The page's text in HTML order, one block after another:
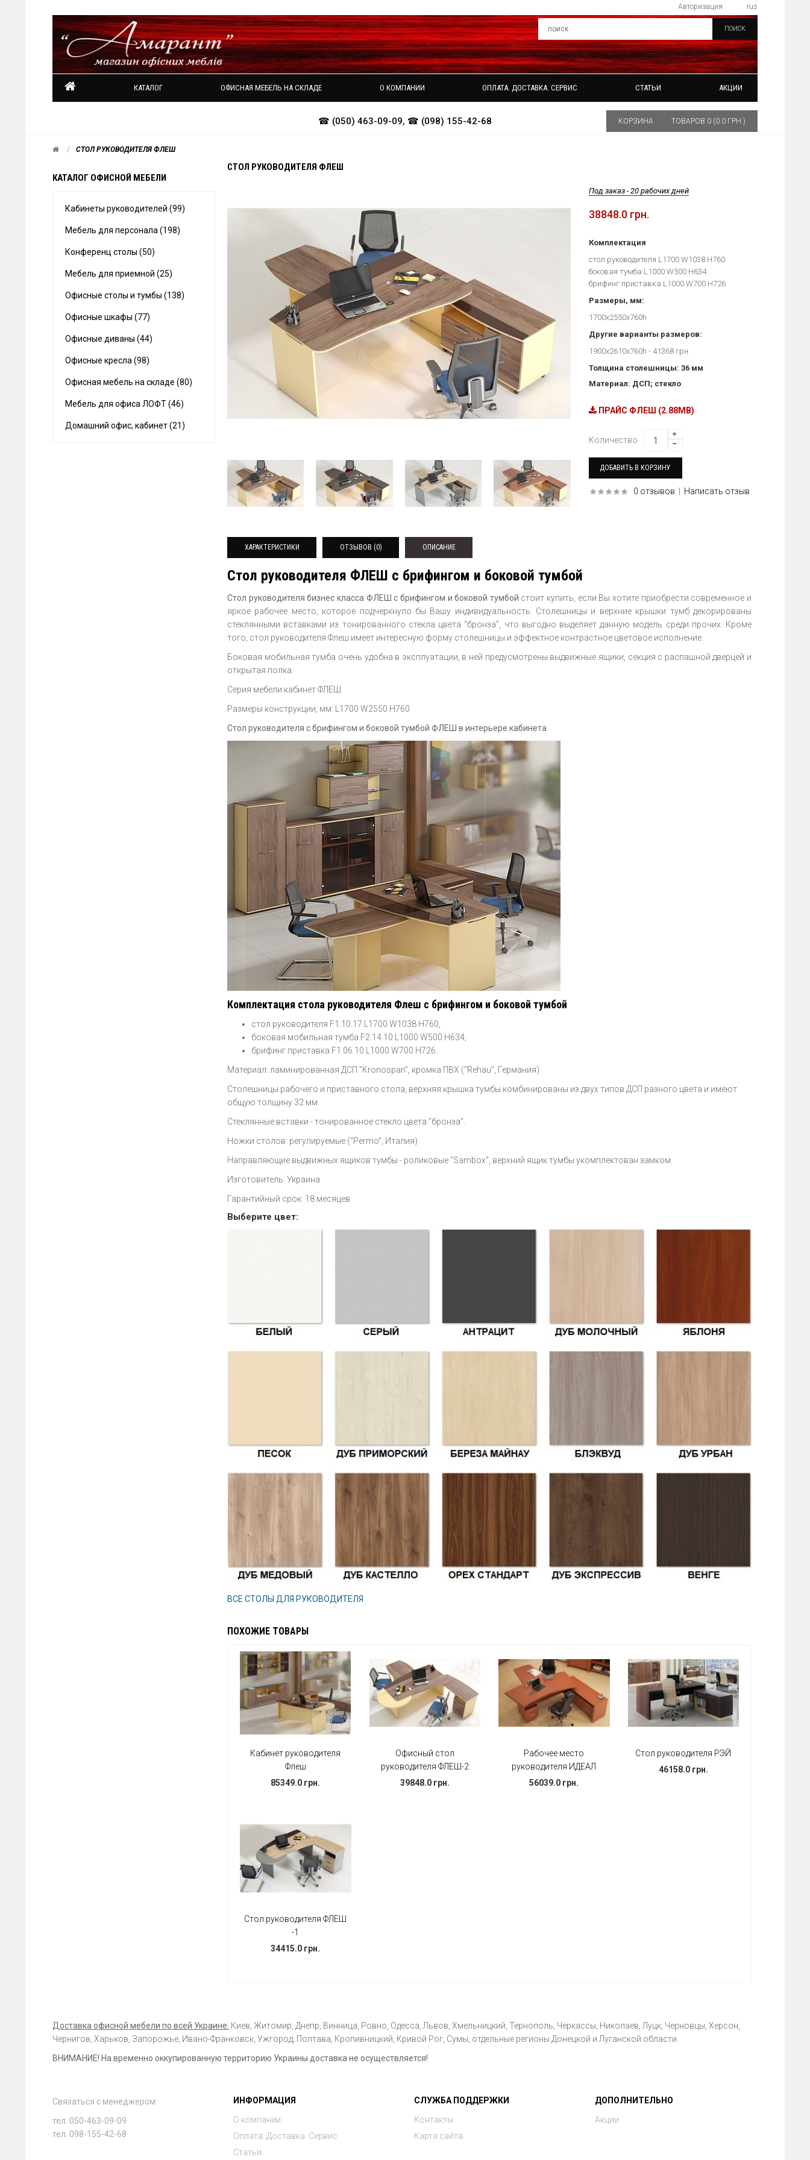
rus
Авторизация
ПОИСК
КАТАЛОГ ОФИСНАЯ МЕБЕЛЬ НА СКЛАДЕ О КОМПАНИИ ОПЛАТА. ДОСТАВКА. СЕРВИС СТАТЬИ АКЦИИ
☎ (050) 463-09-09, ☎ (098) 155-42-68 КОРЗИНА ТОВАРОВ 0 (0.0 ГРН.)
СТОЛ РУКОВОДИТЕЛЯ ФЛЕШ
КАТАЛОГ ОФИСНОЙ МЕБЕЛИ
Кабинеты руководителей (99)
Мебель для персонала (198)
Конференц столы (50)
Мебель для приемной (25)
Офисные столы и тумбы (138)
Офисные шкафы (77)
Офисные диваны (44)
Офисные кресла (98)
Офисная мебель на складе (80)
Мебель для офиса ЛОФТ (46)
Домашний офис, кабинет (21)
СТОЛ РУКОВОДИТЕЛЯ ФЛЕШ
Под заказ - 20 рабочих дней
38848.0 грн.
Комплектация
стол руководителя L1700 W1038 H760
боковая тумба L1000 W500 H634
брифинг приставка L1000 W700 H726.
Размеры, мм:
1700x2550x760h
Другие варианты размеров:
1900x2610x760h - 41368 грн.
Толщина столешницы: 36 мм
Материал: ДСП; стекло
ПРАЙС ФЛЕШ (2.88MB)
Количество
0 отзывов Написать отзыв
ХАРАКТЕРИСТИКИ ОТЗЫВОВ (0) ОПИСАНИЕ
Стол руководителя ФЛЕШ с брифингом и боковой тумбой
Стол руководителя бизнес класса ФЛЕШ с брифингом и боковой тумбой стоит купить, если Вы хотите приобрести современное и
яркое рабочее место, которое подчеркнуло бы Вашу индивидуальность. Столешницы и верхние крышки тумб декорированы
стеклянными вставками из тонированного стекла цвета "бронза", что выгодно выделяет данную модель среди прочих. Кроме
того, стол руководителя Флеш имеет интересную форму столешницы и эффектное контрастное цветовое исполнение.
Боковая мобильная тумба очень удобна в эксплуатации, в ней предусмотрены выдвижные ящики, секция с распашной дверцей и
открытая полка.
Серия мебели кабинет ФЛЕШ
Размеры конструкции, мм: L1700 W2550 H760
Стол руководителя с брифингом и боковой тумбой ФЛЕШ в интерьере кабинета
Комплектация стола руководителя Флеш с брифингом и боковой тумбой
стол руководителя F1.10.17 L1700 W1038 H760,
боковая мобильная тумба F2.14.10 L1000 W500 H634,
брифинг приставка F1.06.10 L1000 W700 H726.
Материал: ламинированная ДСП "Kronospan", кромка ПВХ ("Rehau", Германия)
Столешницы рабочего и приставного стола, верхняя крышка тумбы комбинированы из двух типов ДСП разного цвета и имеют
общую толщину 32 мм.
Стеклянные вставки - тонированное стекло цвета "бронза".
Ножки столов: регулируемые ("Permo", Италия)
Направляющие выдвижных ящиков тумбы - роликовые "Sambox", верхний ящик тумбы укомплектован замком.
Изготовитель: Украина
Гарантийный срок: 18 месяцев
Выберите цвет:
ВСЕ СТОЛЫ ДЛЯ РУКОВОДИТЕЛЯ
ПОХОЖИЕ ТОВАРЫ
Кабинет руководителя
Флеш
85349.0 грн.
Офисный стол
руководителя ФЛЕШ-2
39848.0 грн.
Рабочее место
руководителя ИДЕАЛ
56039.0 грн.
Стол руководителя РЭЙ
46158.0 грн.
Стол руководителя ФЛЕШ
-1
34415.0 грн.
Доставка офисной мебели по всей Украине: Киев, Житомир, Днепр, Винница, Ровно, Одесса, Львов, Хмельницкий, Тернополь, Черкассы, Николаев, Луцк, Черновцы, Херсон,
Чернигов, Харьков, Запорожье, Ивано-Франковск, Ужгород, Полтава, Кропивницкий, Кривой Рог, Сумы, отдельные регионы Донецкой и Луганской области.
ВНИМАНИЕ! На временно оккупированную территорию Украины доставка не осуществляется!
Связаться с менеджером:
тел. 050-463-09-09
тел. 098-155-42-68
ИНФОРМАЦИЯ
О компании
Оплата. Доставка. Сервис
Статьи
СЛУЖБА ПОДДЕРЖКИ
Контакты
Карта сайта
ДОПОЛНИТЕЛЬНО
Акции